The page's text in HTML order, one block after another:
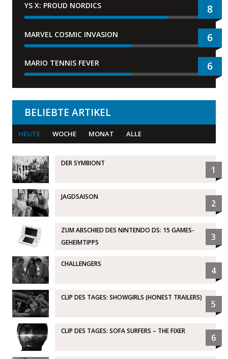
YS X: PROUD NORDICS 8
MARVEL COSMIC INVASION 6
MARIO TENNIS FEVER 6
BELIEBTE ARTIKEL
HEUTE WOCHE MONAT ALLE
DER SYMBIONT
1
JAGDSAISON
2
ZUM ABSCHIED DES NINTENDO DS: 15 GAMES-
GEHEIMTIPPS
3
CHALLENGERS
4
CLIP DES TAGES: SHOWGIRLS (HONEST TRAILERS)
5
CLIP DES TAGES: SOFA SURFERS – THE FIXER
6